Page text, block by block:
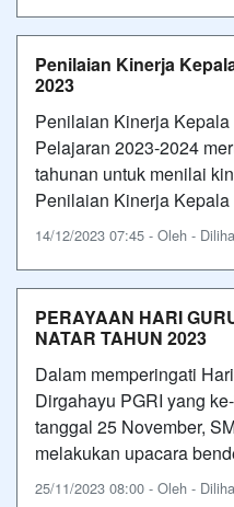
Penilaian Kinerja
2023
Penilaian Kinerja
Pelajaran 2023-2024
tahunan untuk menilai
Penilaian Kinerja
14/12/2023 07:45 - Oleh -
PERAYAAN HARI
NATAR TAHUN 2023
Dalam memperingati
Dirgahayu PGRI yang
tanggal 25 November,
melakukan upacara
25/11/2023 08:00 - Oleh -